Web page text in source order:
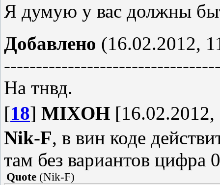
Я думую у вас должны
Добавлено (16.02.2012,
На тнвд.
[18] MIXOH
Nik-F, в вин коде
там без вариантов цифра
Quote (Nik-F)